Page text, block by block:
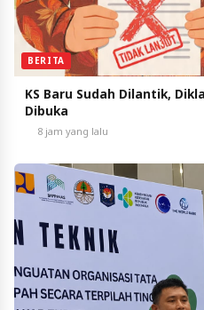
BERITA
KS Baru Sudah Dilantik,
Dibuka
8 jam yang lalu